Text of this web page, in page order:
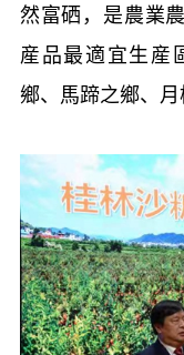
然富硒，是農業
産品最適宜生産
鄉、馬蹄之鄉、月